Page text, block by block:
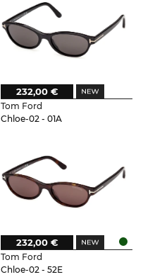
Tom Ford
Chloe-02 - 01A
232,00 €
Tom Ford
Chloe-02 - 52E
232,00 €